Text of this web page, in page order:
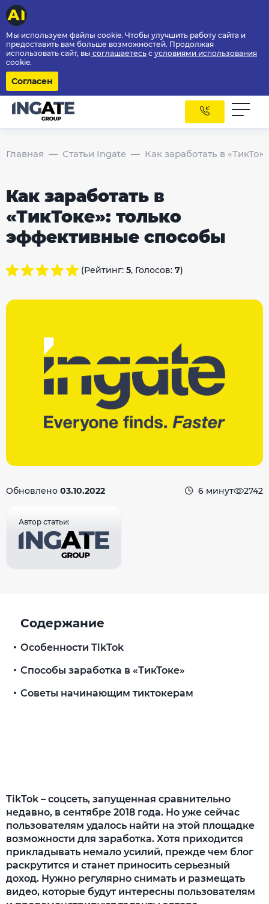
Мы используем файлы cookie. Чтобы улучшить работу сайта и
предоставить вам больше возможностей. Продолжая
использовать сайт, вы соглашаетесь с условиями использования
cookie.
Согласен
Главная Статьи Ingate Как заработать в
Как заработать в
«ТикТоке»: только
эффективные способы
(Рейтинг: 5, Голосов: 7)
Обновлено 03.10.2022 6 минут 2742
Автор статьи:
TikTok – соцсеть, запущенная сравнительно
недавно, в сентябре 2018 года. Но уже сейчас
пользователям удалось найти на этой площадке
возможности для заработка. Хотя приходится
прикладывать немало усилий, прежде чем блог
раскрутится и станет приносить серьезный
доход. Нужно регулярно снимать и размещать
видео, которые будут интересны пользователям
Содержание
Особенности TikTok
Способы заработка в «ТикТоке»
Советы начинающим тиктокерам